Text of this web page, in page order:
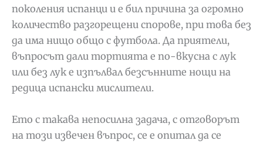
поколения испанци и е бил причина за огромно
количество разгорещени спорове, при това без
да има нищо общо с футбола. Да приятели,
въпросът дали тортията е по-вкусна с лук
или без лук е изпълвал безсънните нощи на
редица испански мислители.
Ето с такава непосилна задача, с отговорът
на този извечен въпрос, се е опитал да се